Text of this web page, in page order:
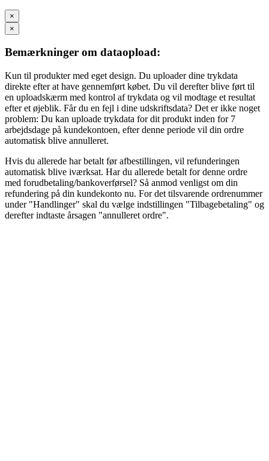
×
×
Bemærkninger om dataopload:
Kun til produkter med eget design. Du uploader dine trykdata
direkte efter at have gennemført købet. Du vil derefter blive ført til
en uploadskærm med kontrol af trykdata og vil modtage et resultat
efter et øjeblik. Får du en fejl i dine udskriftsdata? Det er ikke noget
problem: Du kan uploade trykdata for dit produkt inden for 7
arbejdsdage på kundekontoen, efter denne periode vil din ordre
automatisk blive annulleret.
Hvis du allerede har betalt før afbestillingen, vil refunderingen
automatisk blive iværksat. Har du allerede betalt for denne ordre
med forudbetaling/bankoverførsel? Så anmod venligst om din
refundering på din kundekonto nu. For det tilsvarende ordrenummer
under "Handlinger" skal du vælge indstillingen "Tilbagebetaling" og
derefter indtaste årsagen "annulleret ordre".